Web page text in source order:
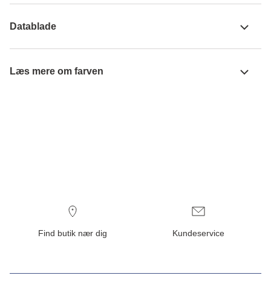
Datablade
Læs mere om farven
Find butik nær dig Kundeservice